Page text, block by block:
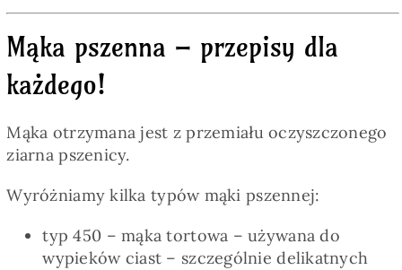
Posiłki
Mąka pszenna – przepisy dla
każdego!
Mąka otrzymana jest z przemiału oczyszczonego
ziarna pszenicy.
Wyróżniamy kilka typów mąki pszennej:
typ 450 – mąka tortowa – używana do
wypieków ciast – szczególnie delikatnych